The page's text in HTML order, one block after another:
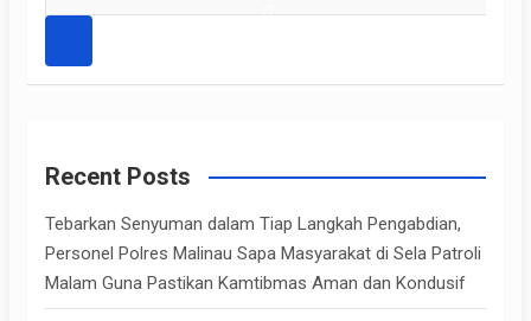
ia
e
r
Recent Posts
Tebarkan Senyuman dalam Tiap Langkah Pengabdian,
Personel Polres Malinau Sapa Masyarakat di Sela Patroli
Malam Guna Pastikan Kamtibmas Aman dan Kondusif